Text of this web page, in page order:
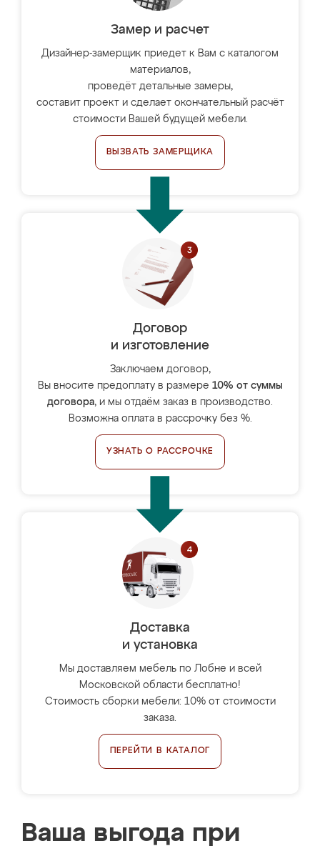
Замер и расчет
Дизайнер-замерщик приедет к Вам с каталогом
материалов,
проведёт детальные замеры,
составит проект и сделает окончательный расчёт
стоимости Вашей будущей мебели.
ВЫЗВАТЬ ЗАМЕРЩИКА
Договор
и изготовление
Заключаем договор,
Вы вносите предоплату в размере 10% от суммы
договора, и мы отдаём заказ в производство.
Возможна оплата в рассрочку без %.
УЗНАТЬ О РАССРОЧКЕ
Доставка
и установка
Мы доставляем мебель по Лобне и всей
Московской области бесплатно!
Стоимость сборки мебели: 10% от стоимости
заказа.
ПЕРЕЙТИ В КАТАЛОГ
Ваша выгода при